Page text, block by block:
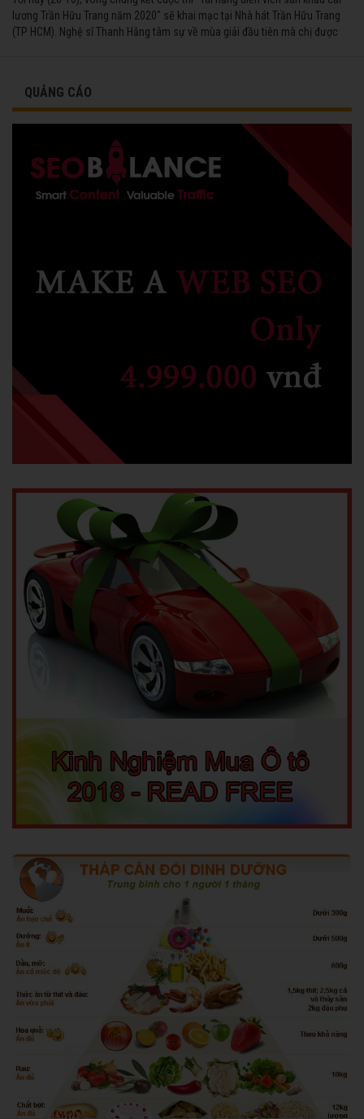
lương Trần Hữu Trang năm 2020" sẽ khai mạc tại Nhà hát Trần Hữu Trang
(TP HCM). Nghệ sĩ Thanh Hằng tâm sự về mùa giải đầu tiên mà chị được
QUẢNG CÁO